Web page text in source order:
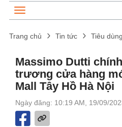
Trang chủ Tin tức Tiêu dùng
Massimo Dutti
trương cửa hàng
Mall Tây Hồ Hà Nội
Ngày đăng: 10:19 AM, 19/09/